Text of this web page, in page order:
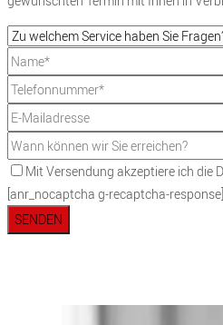
Mit Versendung akzeptiere ich die
[anr_nocaptcha g-recaptcha-response]
SENDEN